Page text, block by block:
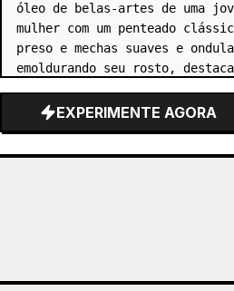
óleo de belas-artes de uma
mulher com um penteado
preso e mechas suaves e
emoldurando seu rosto,
leves sardas no nariz e…
EXPERIMENTE AGORA